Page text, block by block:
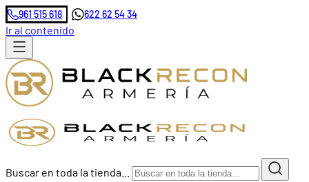
961 515 618 622 62 54 34
Ir al contenido
Buscar en toda la tienda...